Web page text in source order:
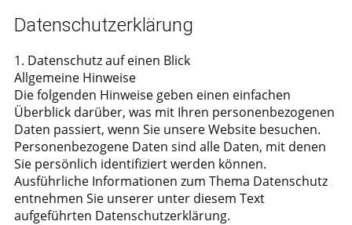
Datenschutzerklärung
1. Datenschutz auf einen Blick
Allgemeine Hinweise
Die folgenden Hinweise geben einen einfachen
Überblick darüber, was mit Ihren personenbezogenen
Daten passiert, wenn Sie unsere Website besuchen.
Personenbezogene Daten sind alle Daten, mit denen
Sie persönlich identifiziert werden können.
Ausführliche Informationen zum Thema Datenschutz
entnehmen Sie unserer unter diesem Text
aufgeführten Datenschutzerklärung.